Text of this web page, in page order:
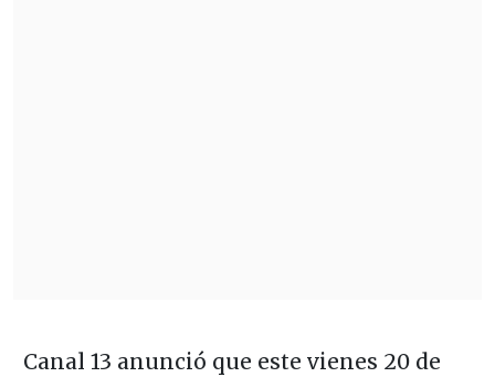
Canal 13 anunció que este vienes 20 de